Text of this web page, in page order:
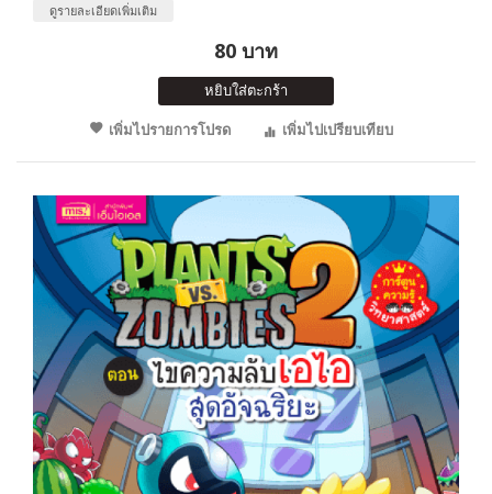
ดูรายละเอียดเพิ่มเติม
80 บาท
หยิบใส่ตะกร้า
เพิ่มไปรายการโปรด
เพิ่มไปเปรียบเทียบ